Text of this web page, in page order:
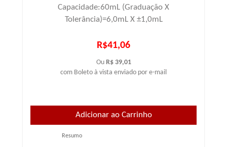
Capacidade:60mL (Graduação X
Tolerância)=6,0mL X ±1,0mL
R$41,06
Ou R$ 39,01
com Boleto à vista enviado por e-mail
Resumo